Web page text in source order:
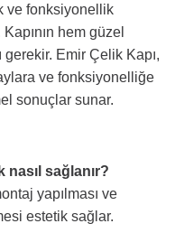
ve fonksiyonellik
hem güzel
Emir Çelik Kapı,
ve fonksiyonelliğe
sonuçlar sunar.
nasıl sağlanır?
yapılması ve
estetik sağlar.